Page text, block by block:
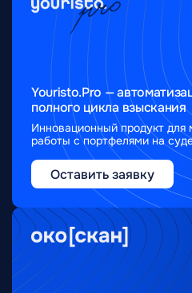
Youristo.Pro —
полного цикла взыскания
Инновационный продукт для
работы с портфелями на
Оставить заявку